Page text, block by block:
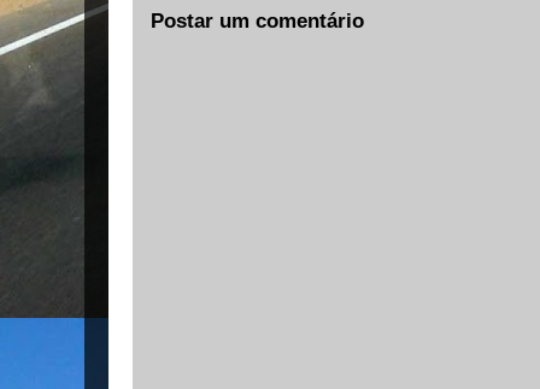
Postar um comentário